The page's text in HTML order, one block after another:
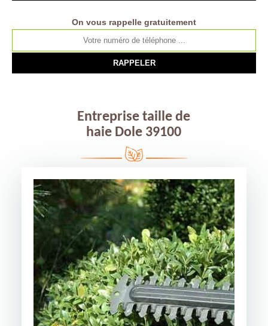
On vous rappelle gratuitement
Entreprise taille de
haie Dole 39100